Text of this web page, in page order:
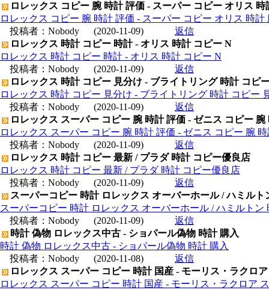
ロレックス コピー 腕 時計 評価 - スーパー コピー オリス 時
ロレックス コピー 腕 時計 評価 - スーパー コピー オリス 時計
投稿者： Nobody (2020-11-09)
返信
ロレックス 時計 コピー 時計 - オリス 時計 コピー N
ロレックス 時計 コピー 時計 - オリス 時計 コピー N
投稿者： Nobody (2020-11-09)
返信
ロレックス 時計 コピー 見分け - ブライトリング 時計 コピ
ロレックス 時計 コピー 見分け - ブライトリング 時計 コピー
投稿者： Nobody (2020-11-09)
返信
ロレックス スーパー コピー 腕 時計 評価 - ゼニス コピー 腕
ロレックス スーパー コピー 腕 時計 評価 - ゼニス コピー 腕
投稿者： Nobody (2020-11-09)
返信
ロレックス 時計 コピー 最新 / プラダ 時計 コピー優良店
ロレックス 時計 コピー 最新 / プラダ 時計 コピー優良店
投稿者： Nobody (2020-11-09)
返信
スーパーコピー 時計 ロレックス オーバーホール / ハミル
スーパーコピー 時計 ロレックス オーバーホール / ハミルトン
投稿者： Nobody (2020-11-09)
返信
時計 偽物 ロレックス中古 - ショパール偽物 時計 購入
時計 偽物 ロレックス中古 - ショパール偽物 時計 購入
投稿者： Nobody (2020-11-08)
返信
ロレックス スーパー コピー 時計 国産 - モーリス・ラクロ
ロレックス スーパー コピー 時計 国産 - モーリス・ラクロア